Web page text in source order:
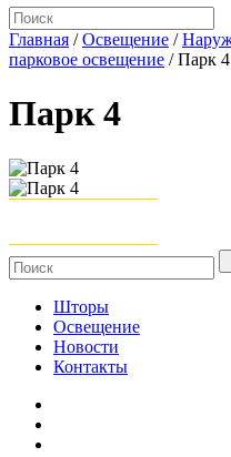
Главная /Освещение /
парковое освещение /Парк 4
Парк 4
Шторы
Освещение
Новости
Контакты